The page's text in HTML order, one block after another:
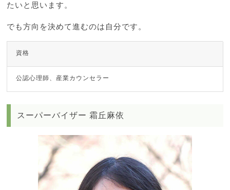
たいと思います。
でも方向を決めて進むのは自分です。
資格
公認心理師、産業カウンセラー
スーパーバイザー 霜丘麻依